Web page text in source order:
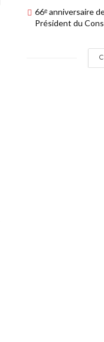
66ᵉ anniversaire
Président du